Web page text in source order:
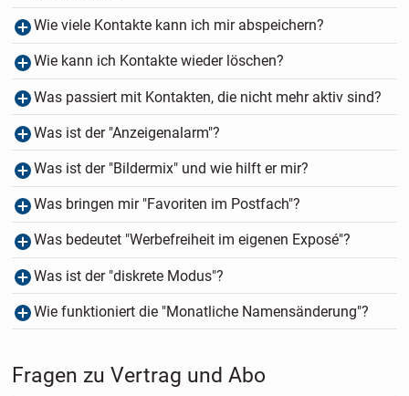
Wie viele Kontakte kann ich mir abspeichern?
Wie kann ich Kontakte wieder löschen?
Was passiert mit Kontakten, die nicht mehr aktiv sind?
Was ist der "Anzeigenalarm"?
Was ist der "Bildermix" und wie hilft er mir?
Was bringen mir "Favoriten im Postfach"?
Was bedeutet "Werbefreiheit im eigenen Exposé"?
Was ist der "diskrete Modus"?
Wie funktioniert die "Monatliche Namensänderung"?
Fragen zu Vertrag und Abo